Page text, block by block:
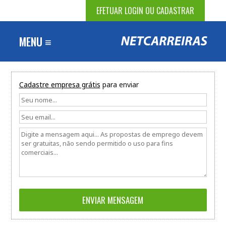
EFETUAR LOGIN OU CADASTRAR
MENU ≡
Cadastre empresa grátis para enviar